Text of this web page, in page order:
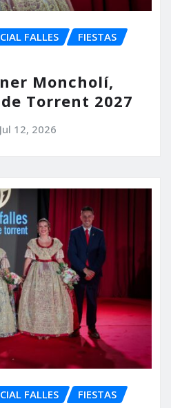
FALLES FIESTAS
Moncholí,
Torrent 2027
Jul 12, 2026
FALLES FIESTAS